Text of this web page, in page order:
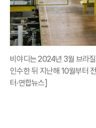
비야디는 2024년 3월 브라
인수한 뒤 지난해 10월부터
터·연합뉴스]